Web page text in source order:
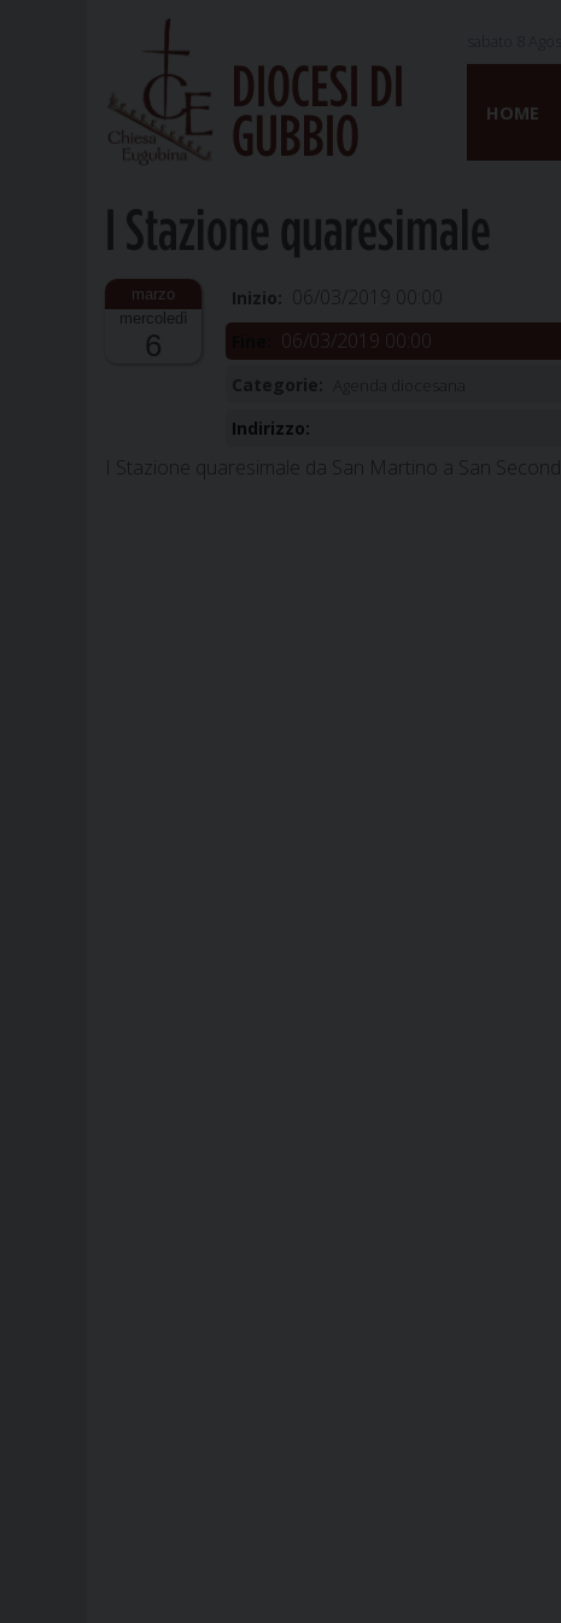
DIOCESI DI
GUBBIO
HOME
I Stazione quaresimale
mercoledì
6
Inizio: 06/03/2019 00:00
06/03/2019 00:00
Categorie:
Indirizzo:
I Stazione quaresimale da San Martino a San Secondo